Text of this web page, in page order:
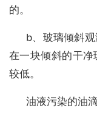
的。
b、玻璃倾斜
在一块倾斜的干
较低。
油液污染的油